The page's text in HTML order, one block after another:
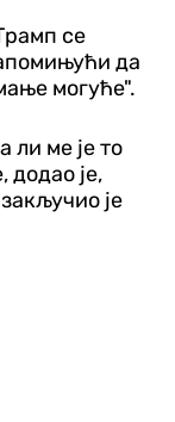
се
да
могуће".
ли ме је то
је,
је